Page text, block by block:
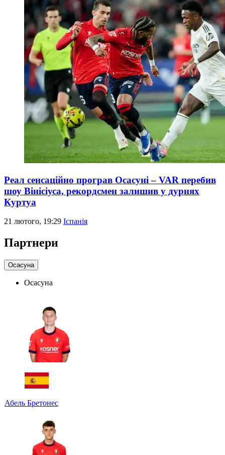
Реал сенсаційно програв Осасуні – VAR перебив
шоу Вінісіуса, рекордсмен залишив у дурнях
Куртуа
21 лютого, 19:29 Іспанія
Партнери
Осасуна
Осасуна
Абель Бретонес